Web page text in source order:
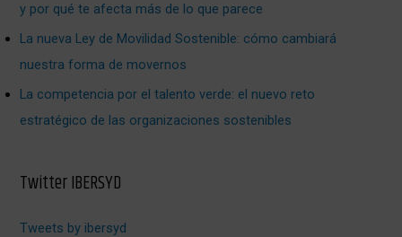
y por qué te afecta más de lo que parece
La nueva Ley de Movilidad Sostenible: cómo cambiará
nuestra forma de movernos
La competencia por el talento verde: el nuevo reto
estratégico de las organizaciones sostenibles
Twitter IBERSYD
Tweets by ibersyd